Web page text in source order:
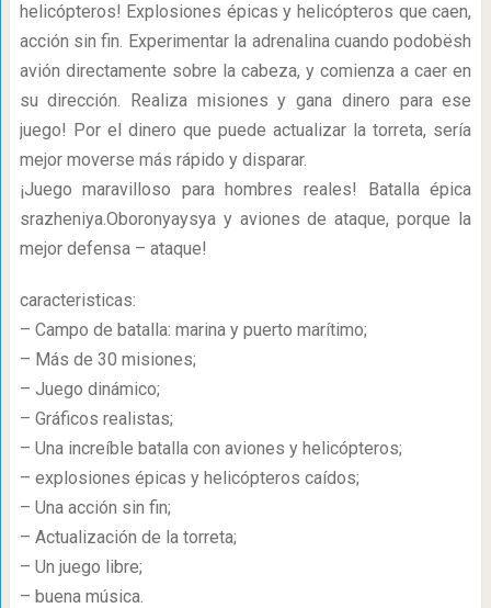
helicópteros! Explosiones épicas y helicópteros que caen,
acción sin fin. Experimentar la adrenalina cuando podobёsh
avión directamente sobre la cabeza, y comienza a caer en
su dirección. Realiza misiones y gana dinero para ese
juego! Por el dinero que puede actualizar la torreta, sería
mejor moverse más rápido y disparar.
¡Juego maravilloso para hombres reales! Batalla épica
srazheniya.Oboronyaysya y aviones de ataque, porque la
mejor defensa – ataque!
caracteristicas:
– Campo de batalla: marina y puerto marítimo;
– Más de 30 misiones;
– Juego dinámico;
– Gráficos realistas;
– Una increíble batalla con aviones y helicópteros;
– explosiones épicas y helicópteros caídos;
– Una acción sin fin;
– Actualización de la torreta;
– Un juego libre;
– buena música.